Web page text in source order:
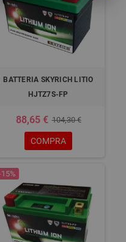
BATTERIA SKYRICH LITIO
HJTZ7S-FP
88,65 € 104,30 €
COMPRA